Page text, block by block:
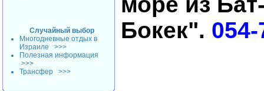
Случайный выбор
Многодневные отдых в
Израиле
>>>
Полезная информация
>>>
Трансфер
>>>
Бокек".